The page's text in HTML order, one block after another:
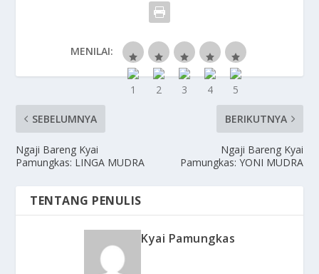
MENILAI:
SEBELUMNYA
Ngaji Bareng Kyai
Pamungkas: LINGA MUDRA
BERIKUTNYA
Ngaji Bareng Kyai
Pamungkas: YONI MUDRA
TENTANG PENULIS
Kyai Pamungkas